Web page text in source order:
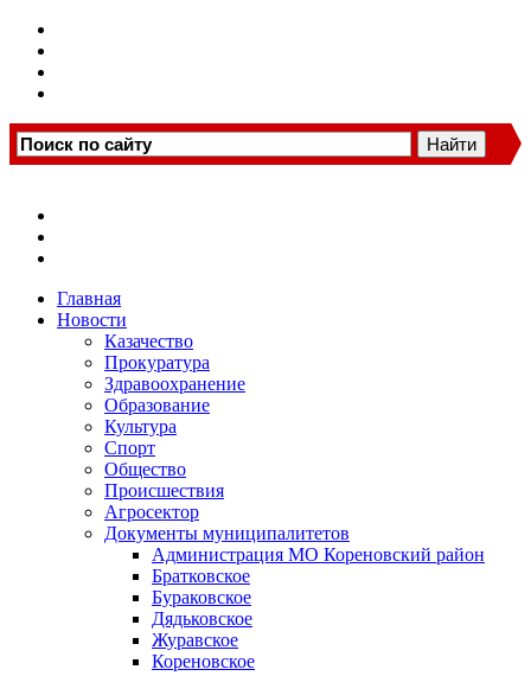
Главная
Новости
Казачество
Прокуратура
Здравоохранение
Образование
Культура
Спорт
Общество
Происшествия
Агросектор
Документы муниципалитетов
Администрация МО Кореновский район
Братковское
Бураковское
Дядьковское
Журавское
Кореновское